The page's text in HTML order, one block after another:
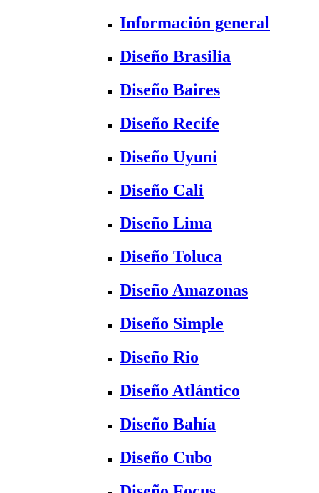
Información general
Diseño Brasilia
Diseño Baires
Diseño Recife
Diseño Uyuni
Diseño Cali
Diseño Lima
Diseño Toluca
Diseño Amazonas
Diseño Simple
Diseño Rio
Diseño Atlántico
Diseño Bahía
Diseño Cubo